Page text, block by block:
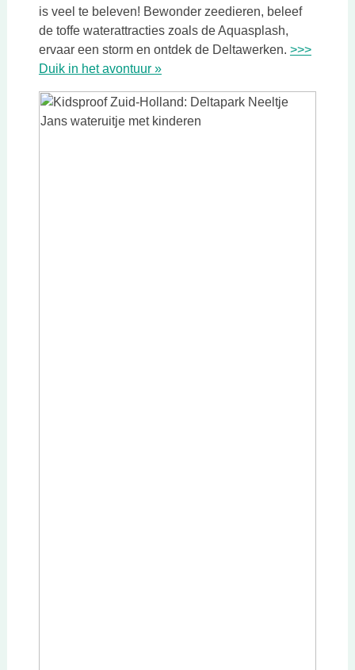
is veel te beleven! Bewonder zeedieren, beleef
de toffe waterattracties zoals de Aquasplash,
ervaar een storm en ontdek de Deltawerken. >>>
Duik in het avontuur »